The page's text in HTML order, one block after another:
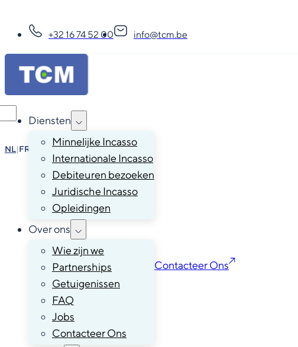
+32 16 74 52 00 info@tcm.be
NL|FR DE
Diensten
Minnelijke Incasso
Internationale Incasso
Debiteuren bezoeken
Juridische Incasso
Opleidingen
Over ons
Wie zijn we
Partnerships
Getuigenissen
FAQ
Jobs
Contacteer Ons
Contacteer Ons